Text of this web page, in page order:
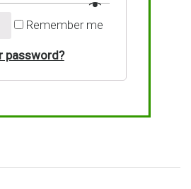
Remember me
password?